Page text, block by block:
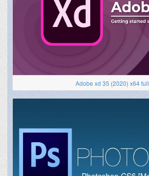
Adobe xd 35 (2020) x64 full